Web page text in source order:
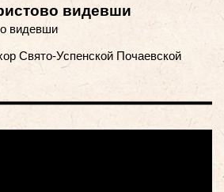
видевши
видевши
Свято-Успенской Почаевской